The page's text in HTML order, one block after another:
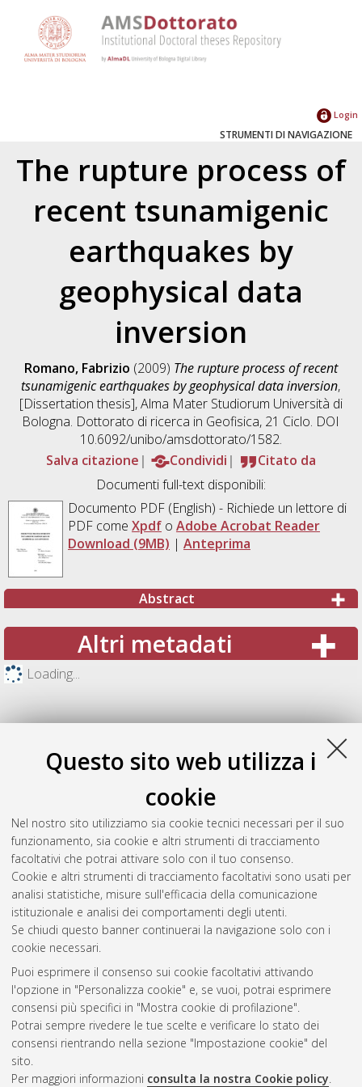
Questo sito web utilizza i
cookie
Nel nostro sito utilizziamo sia cookie tecnici necessari per il suo
funzionamento, sia cookie e altri strumenti di tracciamento
facoltativi che potrai attivare solo con il tuo consenso.
Cookie e altri strumenti di tracciamento facoltativi sono usati per
analisi statistiche, misure sull'efficacia della comunicazione
istituzionale e analisi dei comportamenti degli utenti.
Se chiudi questo banner continuerai la navigazione solo con i
cookie necessari.
Puoi esprimere il consenso sui cookie facoltativi attivando
l'opzione in "Personalizza cookie" e, se vuoi, potrai esprimere
consensi più specifici in "Mostra cookie di profilazione".
Potrai sempre rivedere le tue scelte e verificare lo stato dei
consensi rientrando nella sezione "Impostazione cookie" del
sito.
Per maggiori informazioni consulta la nostra Cookie policy.
Login
STRUMENTI DI NAVIGAZIONE
The rupture process of
recent tsunamigenic
earthquakes by
geophysical data
inversion
Romano, Fabrizio (2009) The rupture process of recent
tsunamigenic earthquakes by geophysical data inversion,
[Dissertation thesis], Alma Mater Studiorum Università di
Bologna. Dottorato di ricerca in Geofisica, 21 Ciclo. DOI
10.6092/unibo/amsdottorato/1582.
Salva citazione
Condividi
Citato da
Documenti full-text disponibili:
Documento PDF(English) - Richiede un lettore di
PDF come Xpdfo Adobe Acrobat Reader
Download (9MB) | Anteprima
Abstract
Altri metadati
Loading...
Gestione del documento:
Atom
Rss 1.0
Rss 2.0
ISSN: 2038-7946